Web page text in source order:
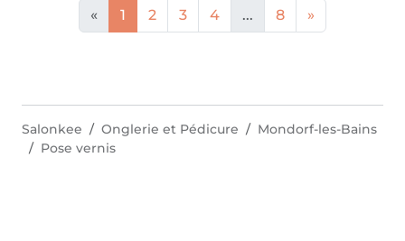
« 1 2 3 4 ... 8 »
Salonkee Onglerie et Pédicure
Mondorf-les-Bains
Pose vernis